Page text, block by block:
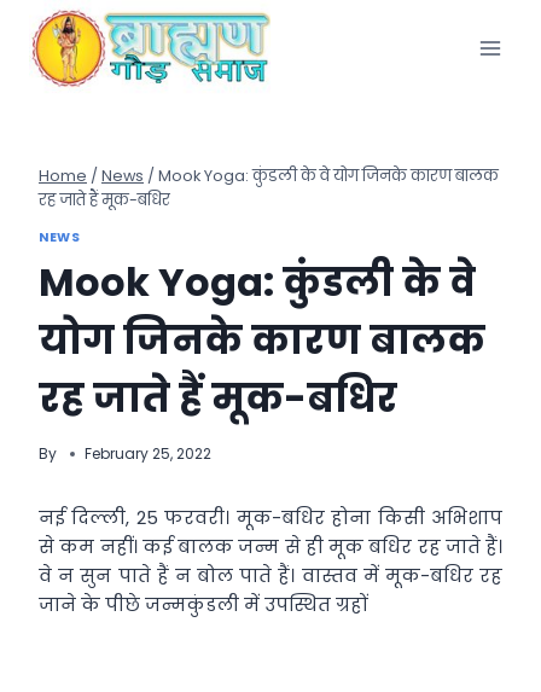
content
Home / News / Mook Yoga: कुंडली के वे योग जिनके कारण बालक
रह जाते हैं मूक-बधिर
NEWS
Mook Yoga: कुंडली के वे
योग जिनके कारण बालक
रह जाते हैं मूक-बधिर
By February 25, 2022
नई दिल्ली, 25 फरवरी। मूक-बधिर होना किसी अभिशाप
से कम नहीं। कई बालक जन्म से ही मूक बधिर रह जाते हैं।
वे न सुन पाते हैं न बोल पाते हैं। वास्तव में मूक-बधिर रह
जाने के पीछे जन्मकुंडली में उपस्थित ग्रहों